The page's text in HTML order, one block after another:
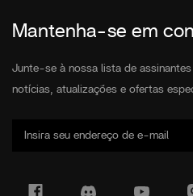
Mantenha-se em
Junte-se à nossa lista de
notícias, atualizações e ofertas